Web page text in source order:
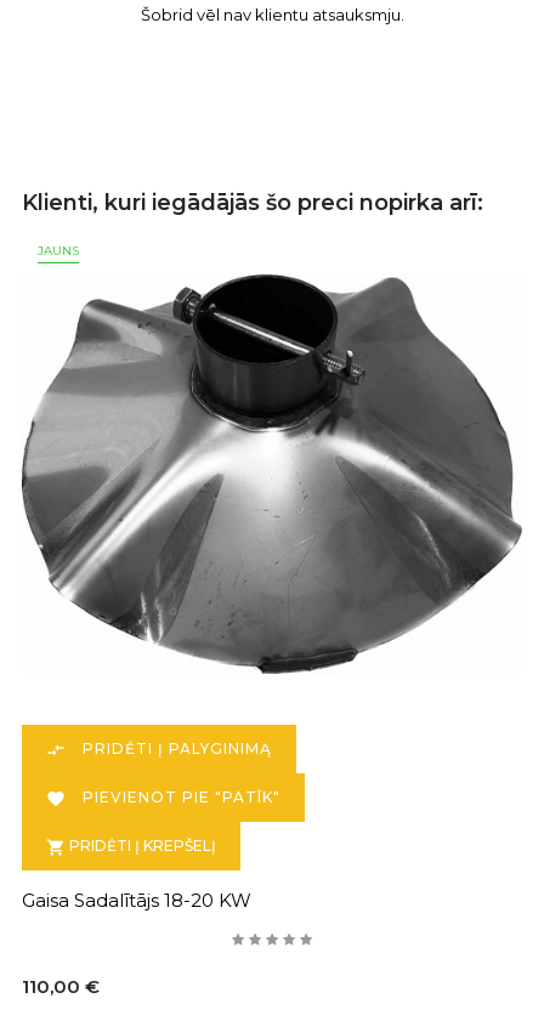
Šobrid vēl nav klientu atsauksmju.
Klienti, kuri iegādājās šo preci nopirka arī:
JAUNS
 PRIDĖTI Į PALYGINIMĄ
 PIEVIENOT PIE "PATĪK"
 PRIDĖTI Į KREPŠELĮ
Gaisa Sadalītājs 18-20 KW
110,00 €